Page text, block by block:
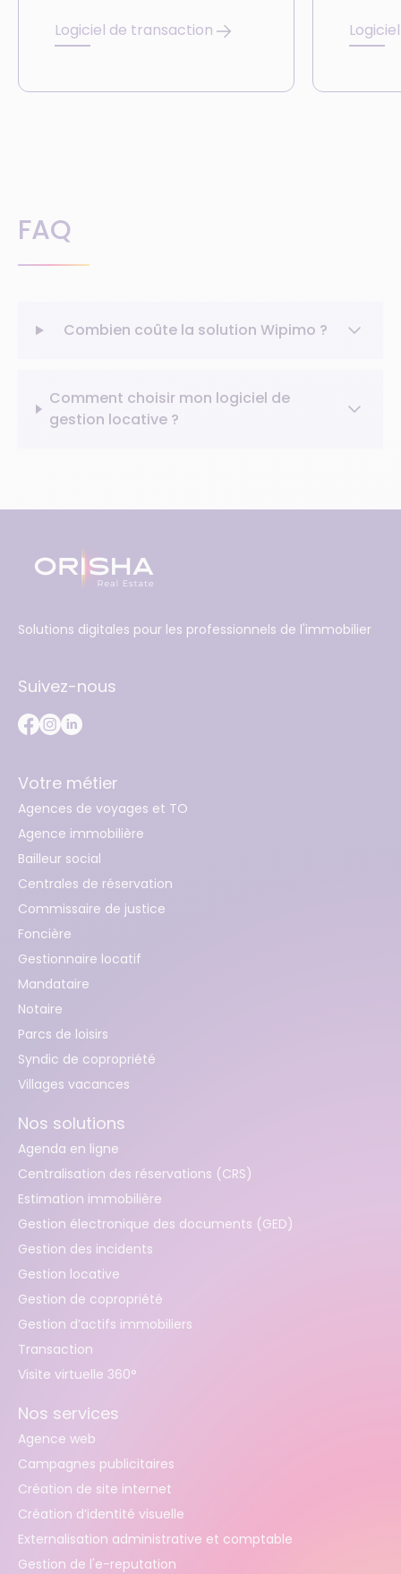
Logiciel de transaction
FAQ
Combien coûte la solution Wipimo ?
Comment choisir mon logiciel de
gestion locative ?
Solutions digitales pour les professionnels de l'immobilier
Suivez-nous
Votre métier
Agences de voyages et TO
Agence immobilière
Bailleur social
Centrales de réservation
Commissaire de justice
Foncière
Gestionnaire locatif
Mandataire
Notaire
Parcs de loisirs
Syndic de copropriété
Villages vacances
Nos solutions
Agenda en ligne
Centralisation des réservations (CRS)
Estimation immobilière
Gestion électronique des documents (GED)
Gestion des incidents
Gestion locative
Gestion de copropriété
Gestion d’actifs immobiliers
Transaction
Visite virtuelle 360°
Nos services
Agence web
Campagnes publicitaires
Création de site internet
Création d’identité visuelle
Externalisation administrative et comptable
Gestion de l'e-reputation